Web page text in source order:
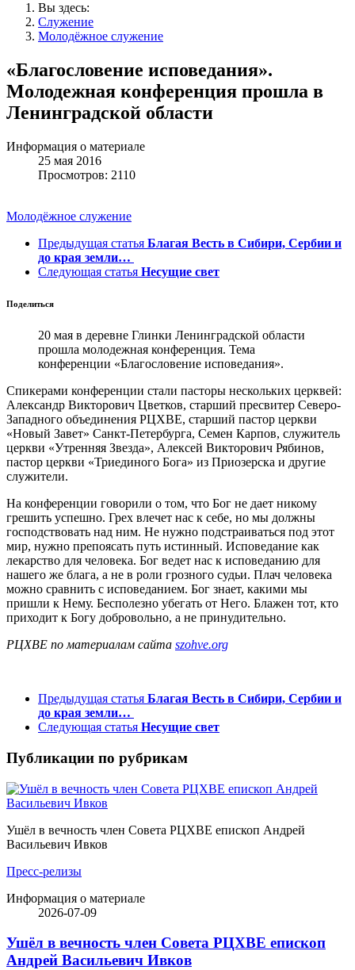
Вы здесь:
Служение
Молодёжное служение
«Благословение исповедания».
Молодежная конференция прошла в
Ленинградской области
Информация о материале
25 мая 2016
Просмотров: 2110
Молодёжное служение
Предыдущая статья Благая Весть в Сибири, Сербии и
до края земли…
Следующая статья Несущие свет
Поделиться
20 мая в деревне Глинки Ленинградской области
прошла молодежная конференция. Тема
конференции «Благословение исповедания».
Спикерами конференции стали пасторы нескольких церквей:
Александр Викторович Цветков, старший пресвитер Северо-
Западного объединения РЦХВЕ, старший пастор церкви
«Новый Завет» Санкт-Петербурга, Семен Карпов, служитель
церкви «Утренняя Звезда», Алексей Викторович Рябинов,
пастор церкви «Триединого Бога» из Приозерска и другие
служители.
На конференции говорили о том, что Бог не дает никому
грешить успешно. Грех влечет нас к себе, но мы должны
господствовать над ним. Не нужно подстраиваться под этот
мир, нужно препоясать путь истинный. Исповедание как
лекарство для человека. Бог ведет нас к исповеданию для
нашего же блага, а не в роли грозного судьи. Плач человека
можно сравнить с исповеданием. Бог знает, какими мы
пришли к Нему. Бесполезно убегать от Него. Блажен тот, кто
приходит к Богу добровольно, а не принудительно.
РЦХВЕ по материалам сайта szohve.org
Предыдущая статья Благая Весть в Сибири, Сербии и
до края земли…
Следующая статья Несущие свет
Публикации по рубрикам
Ушёл в вечность член Совета РЦХВЕ епископ Андрей
Васильевич Ивков
Пресс-релизы
Информация о материале
2026-07-09
Ушёл в вечность член Совета РЦХВЕ епископ
Андрей Васильевич Ивков